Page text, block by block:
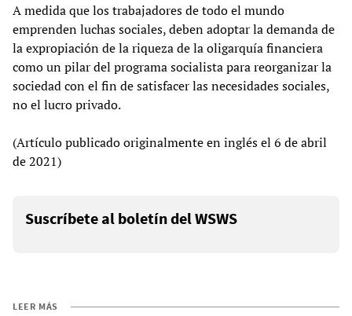
A medida que los trabajadores de todo el mundo
emprenden luchas sociales, deben adoptar la demanda de
la expropiación de la riqueza de la oligarquía financiera
como un pilar del programa socialista para reorganizar la
sociedad con el fin de satisfacer las necesidades sociales,
no el lucro privado.
(Artículo publicado originalmente en inglés el 6 de abril
de 2021)
Suscríbete al boletín del WSWS
LEER MÁS